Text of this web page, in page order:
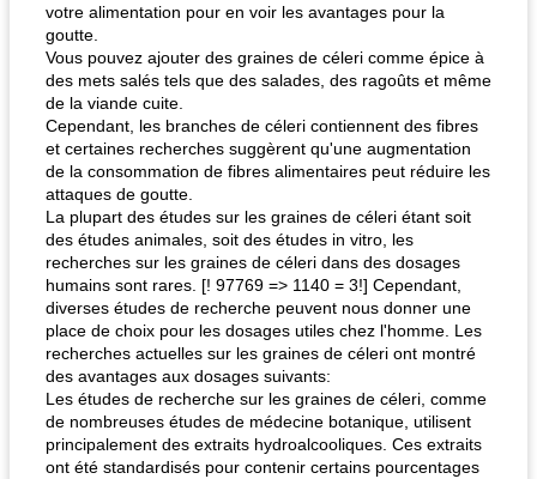
votre alimentation pour en voir les avantages pour la
goutte.
Vous pouvez ajouter des graines de céleri comme épice à
des mets salés tels que des salades, des ragoûts et même
de la viande cuite.
Cependant, les branches de céleri contiennent des fibres
et certaines recherches suggèrent qu'une augmentation
de la consommation de fibres alimentaires peut réduire les
attaques de goutte.
La plupart des études sur les graines de céleri étant soit
des études animales, soit des études in vitro, les
recherches sur les graines de céleri dans des dosages
humains sont rares. [! 97769 => 1140 = 3!] Cependant,
diverses études de recherche peuvent nous donner une
place de choix pour les dosages utiles chez l'homme. Les
recherches actuelles sur les graines de céleri ont montré
des avantages aux dosages suivants:
Les études de recherche sur les graines de céleri, comme
de nombreuses études de médecine botanique, utilisent
principalement des extraits hydroalcooliques. Ces extraits
ont été standardisés pour contenir certains pourcentages